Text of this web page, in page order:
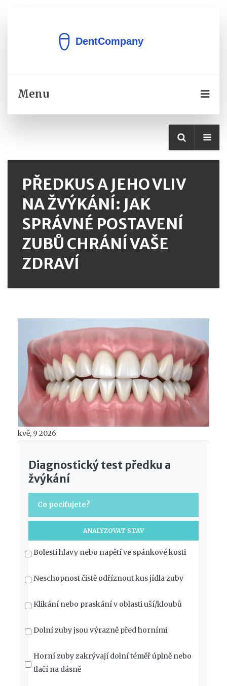
Menu
PŘEDKUS A JEHO VLIV
NA ŽVÝKÁNÍ: JAK
SPRÁVNÉ POSTAVENÍ
ZUBŮ CHRÁNÍ VAŠE
ZDRAVÍ
kvě, 9 2026
Diagnostický test předku a
žvýkání
Co pociťujete?
Bolesti hlavy nebo napětí ve spánkové kosti
Neschopnost čistě odříznout kus jídla zuby
Klikání nebo praskání v oblasti uší/kloubů
Dolní zuby jsou výrazně před horními
Horní zuby zakrývají dolní téměř úplně nebo
tlačí na dásně
ANALYZOVAT STAV